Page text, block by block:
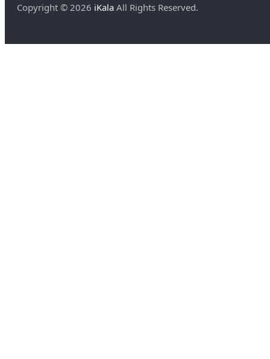
Copyright © 2026 iKala All Rights Reserved.